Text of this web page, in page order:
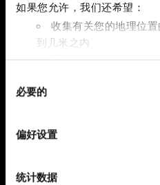
如果您允许，我们还希望：
收集有关您的地理位
到几米之内
通过主动扫描特定特
查找有关您的个
并设置您的首选项。您可随时
部分需要使用 Cookies 的是
馈，以便网站将更好地服务于
必要的
偏好设置
统计数据
需要帮助？